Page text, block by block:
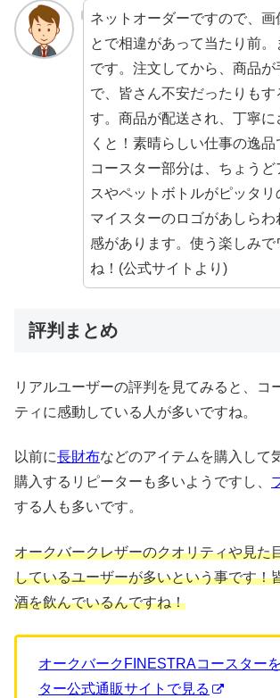
ネットオーダーですので、画
とで相違があって当たり前
です。注文してから、商品が
で、皆さん不安だったりもす
す。商品が配送され、丁寧に
くと！素晴らしい仕事の逸品
コースター部分は、ちょう
スやペットボトルがピッタリ
マイスターのロゴがあしら
感があります。使う楽しみで
ね！(公式サイトより)
評判まとめ
リアルユーザーの評判を見てみると、コ
ティに感動している人が多いですね。
以前に長財布などのアイテムを購入して
購入するリピーターも多いようですし、
する人も多いです。
オークバークレザーのクオリティや見た
しているユーザーが多いという事です！
酒を飲んでいるんですね！
オークバークFINESTRAコースター
ター公式通販サイトで見る